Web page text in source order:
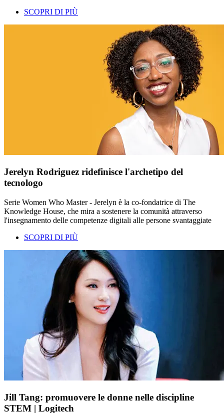
SCOPRI DI PIÙ
Jerelyn Rodriguez ridefinisce l'archetipo del
tecnologo
Serie Women Who Master - Jerelyn è la co-fondatrice di The
Knowledge House, che mira a sostenere la comunità attraverso
l'insegnamento delle competenze digitali alle persone svantaggiate
SCOPRI DI PIÙ
Jill Tang: promuovere le donne nelle discipline
STEM | Logitech